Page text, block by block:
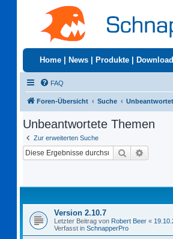
Home News Produkte Download
FAQ
Foren-Übersicht Suche
Unbeantwortete Themen
Zur erweiterten Suche
Suche
Version 2.10.7
Letzter Beitrag von Robert Beer «
Verfasst in SchnapperPro